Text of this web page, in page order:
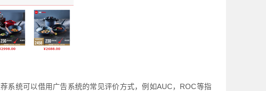
系统可以借用广告系统的常见评价方式，例如AUC，ROC等指